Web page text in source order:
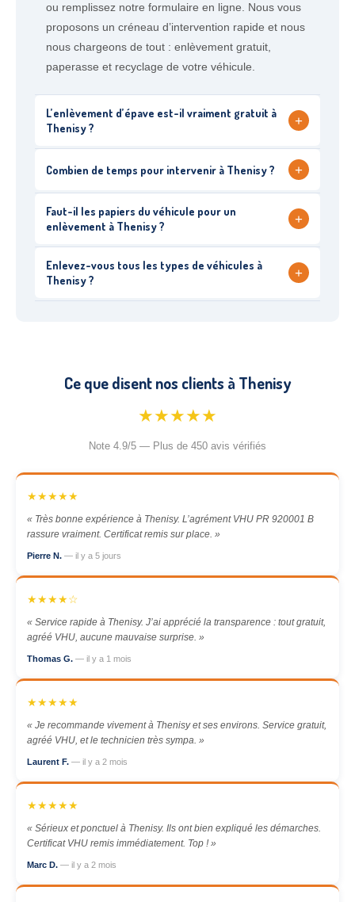
ou remplissez notre formulaire en ligne. Nous vous
proposons un créneau d’intervention rapide et nous
nous chargeons de tout : enlèvement gratuit,
paperasse et recyclage de votre véhicule.
L’enlèvement d’épave est-il vraiment gratuit à
Thenisy ?
+
Combien de temps pour intervenir à Thenisy ? +
Faut-il les papiers du véhicule pour un
enlèvement à Thenisy ?
+
Enlevez-vous tous les types de véhicules à
Thenisy ?
+
Ce que disent nos clients à Thenisy
★★★★★
Note 4.9/5 — Plus de 450 avis vérifiés
★★★★★
« Très bonne expérience à Thenisy. L’agrément VHU PR 920001 B
rassure vraiment. Certificat remis sur place. »
Pierre N. — il y a 5 jours
★★★★☆
« Service rapide à Thenisy. J’ai apprécié la transparence : tout gratuit,
agréé VHU, aucune mauvaise surprise. »
Thomas G. — il y a 1 mois
★★★★★
« Je recommande vivement à Thenisy et ses environs. Service gratuit,
agréé VHU, et le technicien très sympa. »
Laurent F. — il y a 2 mois
★★★★★
« Sérieux et ponctuel à Thenisy. Ils ont bien expliqué les démarches.
Certificat VHU remis immédiatement. Top ! »
Marc D. — il y a 2 mois